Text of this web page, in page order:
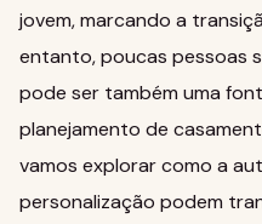
jovem, marcando a
entanto, poucas pessoas
pode ser também uma
planejamento de
vamos explorar como a
personalização podem